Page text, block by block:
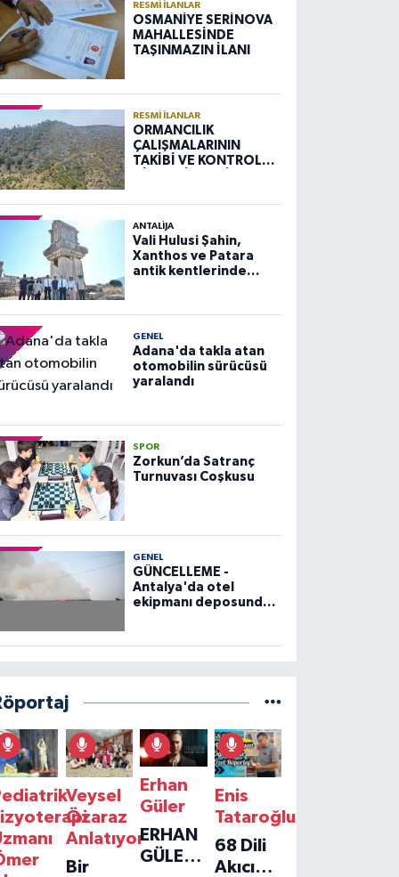
RESMI İLANLAR
OSMANİYE SERİNOVA
MAHALLESİNDE
TAŞINMAZIN İLANI
RESMI İLANLAR
ORMANCILIK
ÇALIŞMALARININ
TAKİBİ VE KONTROLÜ
ANTALIJA
Vali Hulusi Şahin,
Xanthos ve Patara
antik kentlerinde
GENEL
Adana'da takla atan
otomobilin sürücüsü
yaralandı
SPOR
Zorkun’da Satranç
Turnuvası Coşkusu
GENEL
GÜNCELLEME -
Antalya'da otel
ekipmanı deposunda
Veysel
Özaraz
Anlatıyor
Bir
Erhan
Güler
ERHAN
GÜLER'IN
Enis
Tataroğlu
68 Dili
Akıcı